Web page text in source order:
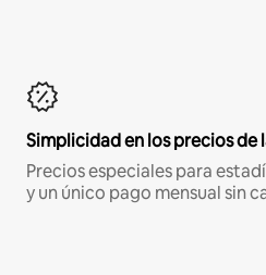
Simplicidad en los precios de
Precios especiales para
y un único pago mensual sin